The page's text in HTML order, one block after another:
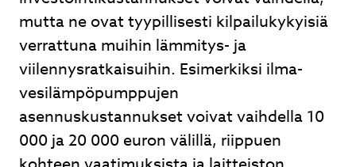
mutta ne ovat tyypillisesti kilpailukykyisiä
verrattuna muihin lämmitys- ja
viilennysratkaisuihin. Esimerkiksi ilma-
vesilämpöpumppujen
asennuskustannukset voivat vaihdella 10
000 ja 20 000 euron välillä, riippuen